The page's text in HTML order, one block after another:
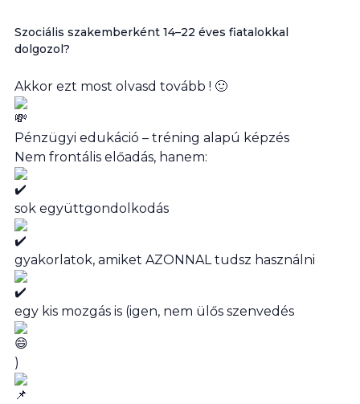
Szociális szakemberként 14–22 éves fiatalokkal
dolgozol?
Akkor ezt most olvasd tovább ! 🙂
Pénzügyi edukáció – tréning alapú képzés
Nem frontális előadás, hanem:
sok együttgondolkodás
gyakorlatok, amiket AZONNAL tudsz használni
egy kis mozgás is (igen, nem ülős szenvedés
)